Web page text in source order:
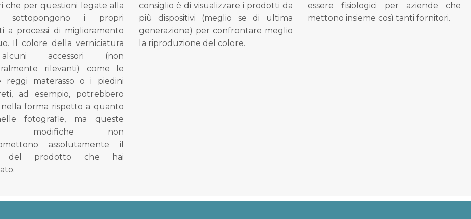
che per questioni legate alla
sottopongono i propri
a processi di miglioramento
Il colore della verniciatura
accessori (non
rilevanti) come le
reggi materasso o i piedini
ad esempio, potrebbero
nella forma rispetto a quanto
fotografie, ma queste
modifiche non
assolutamente il
del prodotto che hai
consiglio è di visualizzare i prodotti da
più dispositivi (meglio se di ultima
generazione) per confrontare meglio
la riproduzione del colore.
essere fisiologici per aziende che
mettono insieme così tanti fornitori.